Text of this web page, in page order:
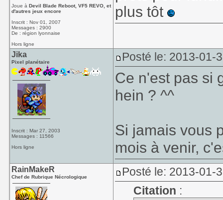
Joue àDevil Blade Reboot, VF5 REVO, et
d'autres jeux encore
Inscrit : Nov 01, 2007
Messages : 2900
De : région lyonnaise
Hors ligne
plus tôt
Jika
Pixel planétaire
Inscrit : Mar 27, 2003
Messages : 11566
Hors ligne
Posté le: 2013-01-
Ce n'est pas si
hein ? ^^
Si jamais vous
mois à venir,
RainMakeR
Chef de Rubrique Nécrologique
Posté le: 2013-01-
Citation :